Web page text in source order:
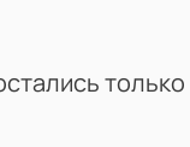
только